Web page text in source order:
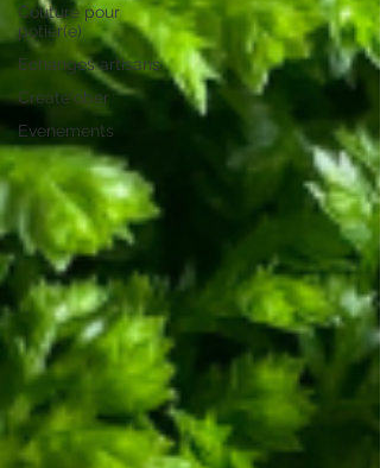
Couture pour
potier(e)
Echanges artisans
Create'ober
Evenements